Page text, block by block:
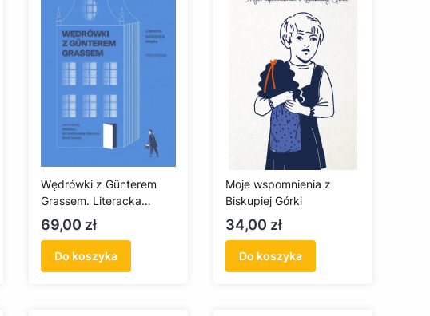
Wędrówki z Günterem
Grassem. Literacka
kartografia Miasta
Cena
69,00 zł
Do koszyka
Moje wspomnienia z
Biskupiej Górki
Cena
34,00 zł
Do koszyka